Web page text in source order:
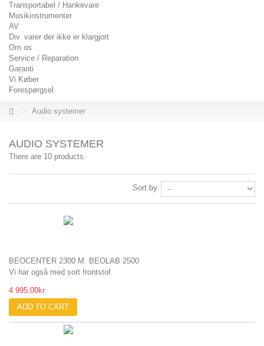
Transportabel / Hankevare
Musikinstrumenter
AV
Div. varer der ikke er klargjort
Om os
Service / Reparation
Garanti
Vi Køber
Forespørgsel
Audio systemer
AUDIO SYSTEMER
There are 10 products.
Sort by
BEOCENTER 2300 M. BEOLAB 2500
Vi har også med sort frontstof
4 995,00kr
ADD TO CART